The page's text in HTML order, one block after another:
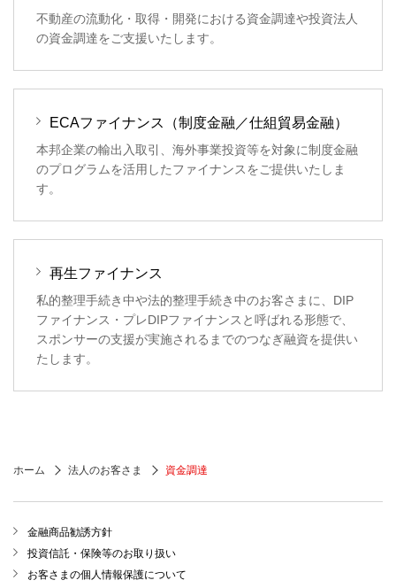
不動産の流動化・取得・開発における資金調達や投資法人
の資金調達をご支援いたします。
ECAファイナンス（制度金融／仕組貿易金融）
本邦企業の輸出入取引、海外事業投資等を対象に制度金融
のプログラムを活用したファイナンスをご提供いたしま
す。
再生ファイナンス
私的整理手続き中や法的整理手続き中のお客さまに、DIP
ファイナンス・プレDIPファイナンスと呼ばれる形態で、
スポンサーの支援が実施されるまでのつなぎ融資を提供い
たします。
ホーム 法人のお客さま 資金調達
金融商品勧誘方針
投資信託・保険等のお取り扱い
お客さまの個人情報保護について